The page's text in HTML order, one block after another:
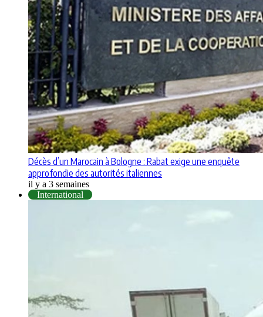
Décès d’un Marocain à Bologne : Rabat exige une enquête
approfondie des autorités italiennes
il y a 3 semaines
International